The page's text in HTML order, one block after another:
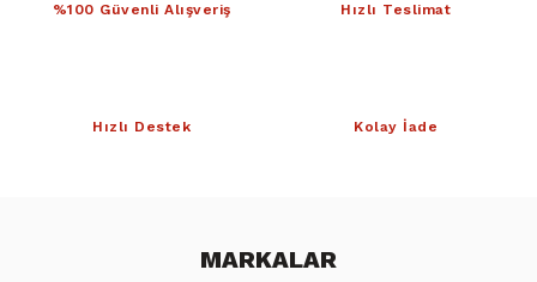
%100 Güvenli Alışveriş Hızlı Teslimat
Hızlı Destek Kolay İade
MARKALAR